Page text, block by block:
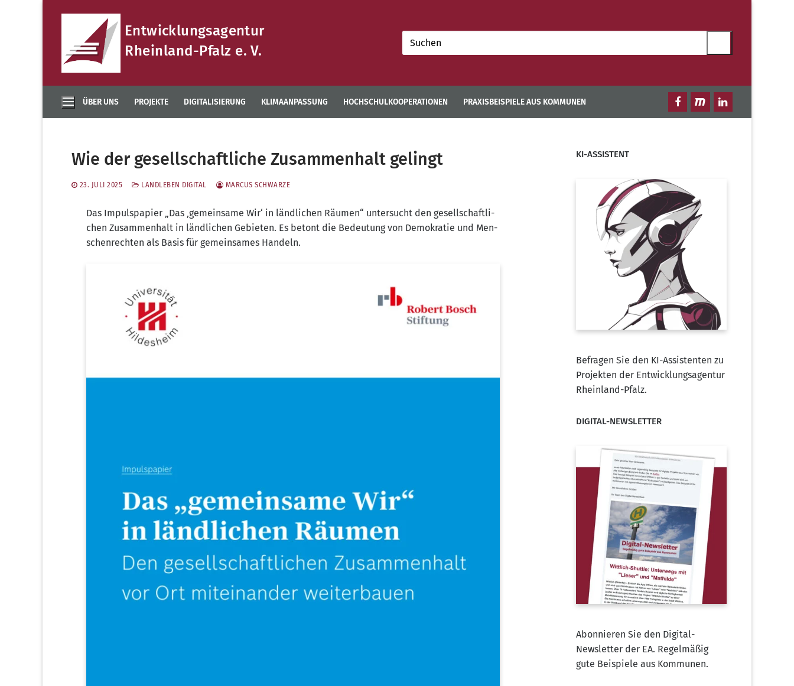
Entwicklungsagentur
Rheinland-Pfalz e. V.
Suchen
nach:
ÜBER UNS PROJEKTE DIGITALISIERUNG KLIMAANPASSUNG HOCHSCHULKOOPERATIONEN PRAXISBEISPIELE AUS KOMMUNEN
Wie der gesellschaftliche Zusammenhalt gelingt
23. JULI 2025 LANDLEBEN DIGITAL MARCUS SCHWARZE
Das Impuls­pa­pier „Das ‚gemein­sa­me Wir‘ in länd­li­chen Räu­men“ unter­sucht den gesell­schaft­li­
chen Zusam­men­halt in länd­li­chen Gebie­ten. Es betont die Bedeu­tung von Demo­kra­tie und Men­
schen­rech­ten als Basis für gemein­sa­mes Handeln.
KI-ASSISTENT
Befragen Sie den KI-Assistenten zu
Projekten der Entwicklungsagentur
Rheinland-Pfalz.
DIGITAL-NEWSLETTER
Abonnieren Sie den Digital-
Newsletter der EA. Regelmäßig
gute Beispiele aus Kommunen.